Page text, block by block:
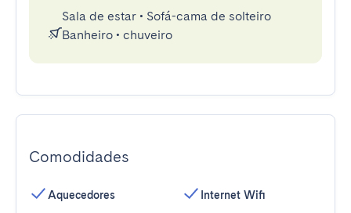
Sala de estar • Sofá-cama de solteiro
Banheiro • chuveiro
Comodidades
Aquecedores
Internet Wifi